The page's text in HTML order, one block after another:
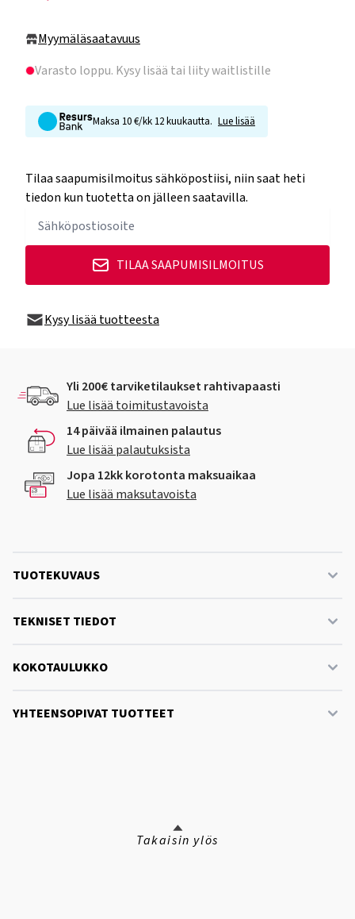
Myymäläsaatavuus
Varasto loppu. Kysy lisää tai liity waitlistille
Maksa 10 €/kk 12 kuukautta. Lue lisää
Tilaa saapumisilmoitus sähköpostiisi, niin saat heti
tiedon kun tuotetta on jälleen saatavilla.
TILAA SAAPUMISILMOITUS
Kysy lisää tuotteesta
Yli 200€ tarviketilaukset rahtivapaasti
Lue lisää toimitustavoista
14 päivää ilmainen palautus
Lue lisää palautuksista
Jopa 12kk korotonta maksuaikaa
Lue lisää maksutavoista
TUOTEKUVAUS
TEKNISET TIEDOT
KOKOTAULUKKO
YHTEENSOPIVAT TUOTTEET
Takaisin ylös